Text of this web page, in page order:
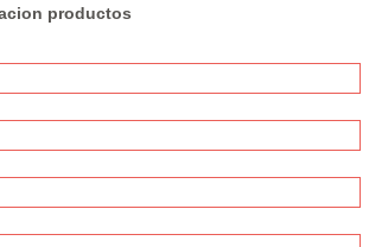
COCINA
productos